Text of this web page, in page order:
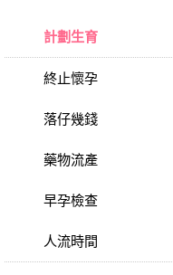
計劃生育
終止懷孕
落仔幾錢
藥物流產
早孕檢查
人流時間